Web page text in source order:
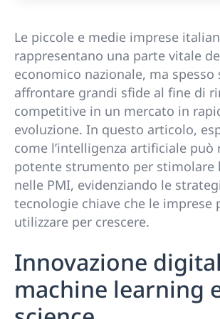
Le piccole e medie imprese
rappresentano una parte vitale
economico nazionale, ma spesso
affrontare grandi sfide al fine di
competitive in un mercato in
evoluzione. In questo articolo,
come l’intelligenza artificiale può
potente strumento per stimolare
nelle PMI, evidenziando le
tecnologie chiave che le imprese
utilizzare per crescere.
Innovazione
machine learning